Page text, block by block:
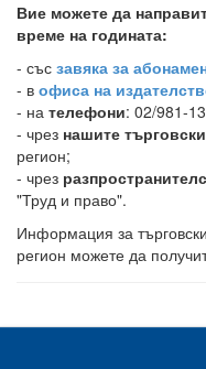
Вие можете да
време на годината:
- със завяка за
- в офиса на
- на телефони: 02/981-
- чрез нашите
регион;
- чрез
"Труд и право".
Информация за
регион можете да